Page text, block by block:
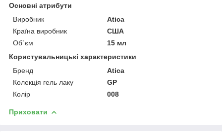
Основні атрибути
Виробник
Atica
Країна виробник
США
Об`єм
15 мл
Користувальницькі характеристики
Бренд
Atica
Колекція гель лаку
GP
Колір
008
Приховати